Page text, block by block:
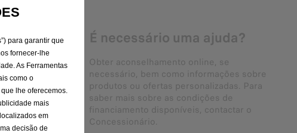
É necessário uma ajuda?
Obter aconselhamento online, se
necessário, bem como informações sobre
produtos ou ofertas personalizadas. Para
saber mais sobre as condições de
financiamento disponíveis, contactar o
Concessionário.
para garantir que
fornecer-lhe
As Ferramentas
como o
lhe oferecemos.
mais
em
decisão de